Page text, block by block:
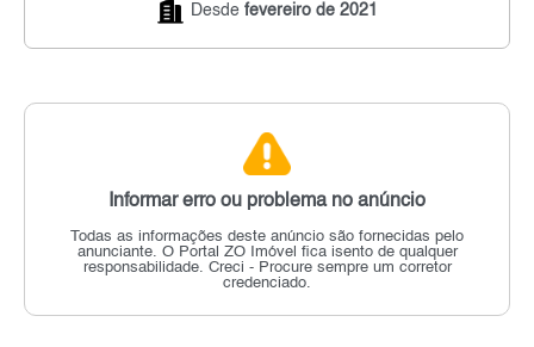
Desde fevereiro de 2021
Informar erro ou problema no anúncio
Todas as informações deste anúncio são fornecidas pelo
anunciante. O Portal ZO Imóvel fica isento de qualquer
responsabilidade. Creci - Procure sempre um corretor
credenciado.